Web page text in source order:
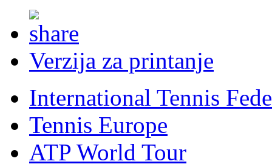
Verzija za printanje
International Tennis
Tennis Europe
ATP World Tour